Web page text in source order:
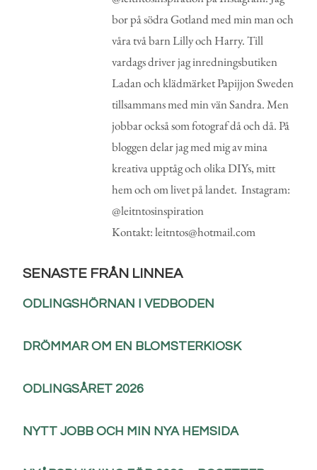
bor på södra Gotland med min man och
våra två barn Lilly och Harry. Till
vardags driver jag inredningsbutiken
Ladan och klädmärket Papijjon Sweden
tillsammans med min vän Sandra. Men
jobbar också som fotograf då och då. På
bloggen delar jag med mig av mina
kreativa upptåg och olika DIYs, mitt
hem och om livet på landet. Instagram:
@leitntosinspiration
Kontakt: leitntos@hotmail.com
SENASTE FRÅN LINNEA
ODLINGSHÖRNAN I VEDBODEN
DRÖMMAR OM EN BLOMSTERKIOSK
ODLINGSÅRET 2026
NYTT JOBB OCH MIN NYA HEMSIDA